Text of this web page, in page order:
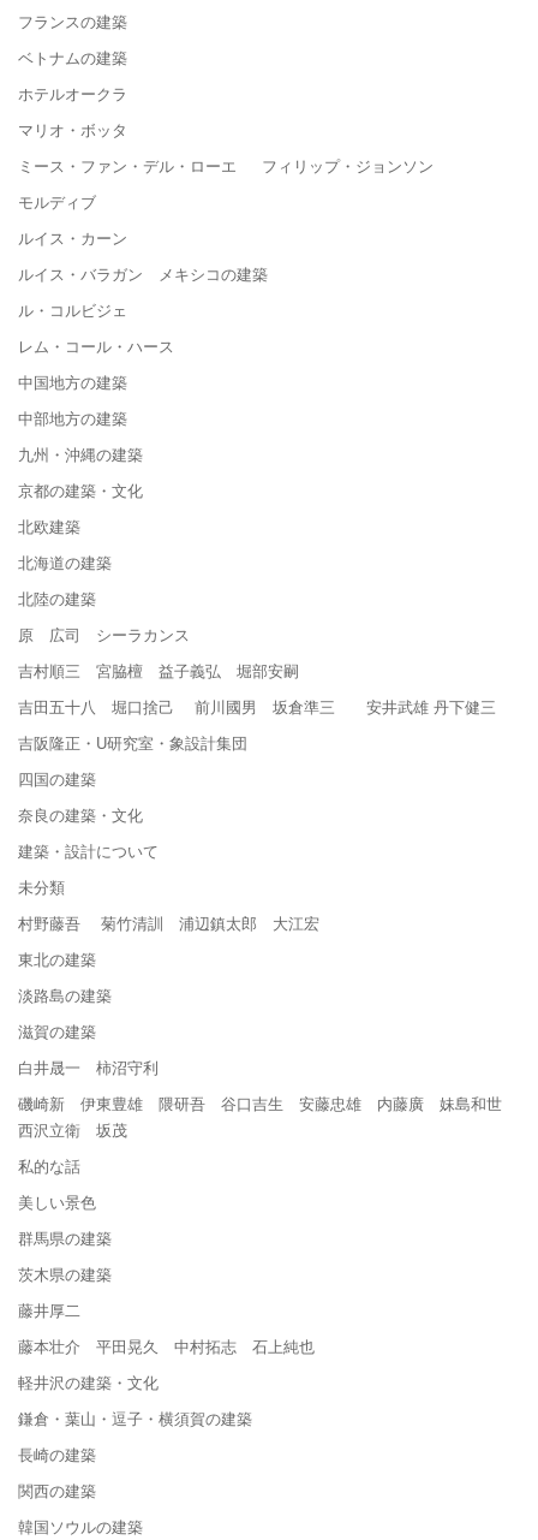
フランスの建築
ベトナムの建築
ホテルオークラ
マリオ・ボッタ
ミース・ファン・デル・ローエ フィリップ・ジョンソン
モルディブ
ルイス・カーン
ルイス・バラガン メキシコの建築
ル・コルビジェ
レム・コール・ハース
中国地方の建築
中部地方の建築
九州・沖縄の建築
京都の建築・文化
北欧建築
北海道の建築
北陸の建築
原 広司 シーラカンス
吉村順三 宮脇檀 益子義弘 堀部安嗣
吉田五十八 堀口捨己 前川國男 坂倉準三 安井武雄 丹下健三
吉阪隆正・U研究室・象設計集団
四国の建築
奈良の建築・文化
建築・設計について
未分類
村野藤吾 菊竹清訓 浦辺鎮太郎 大江宏
東北の建築
淡路島の建築
滋賀の建築
白井晟一 柿沼守利
磯崎新 伊東豊雄 隈研吾 谷口吉生 安藤忠雄 内藤廣 妹島和世
西沢立衛 坂茂
私的な話
美しい景色
群馬県の建築
茨木県の建築
藤井厚二
藤本壮介 平田晃久 中村拓志 石上純也
軽井沢の建築・文化
鎌倉・葉山・逗子・横須賀の建築
長崎の建築
関西の建築
韓国ソウルの建築